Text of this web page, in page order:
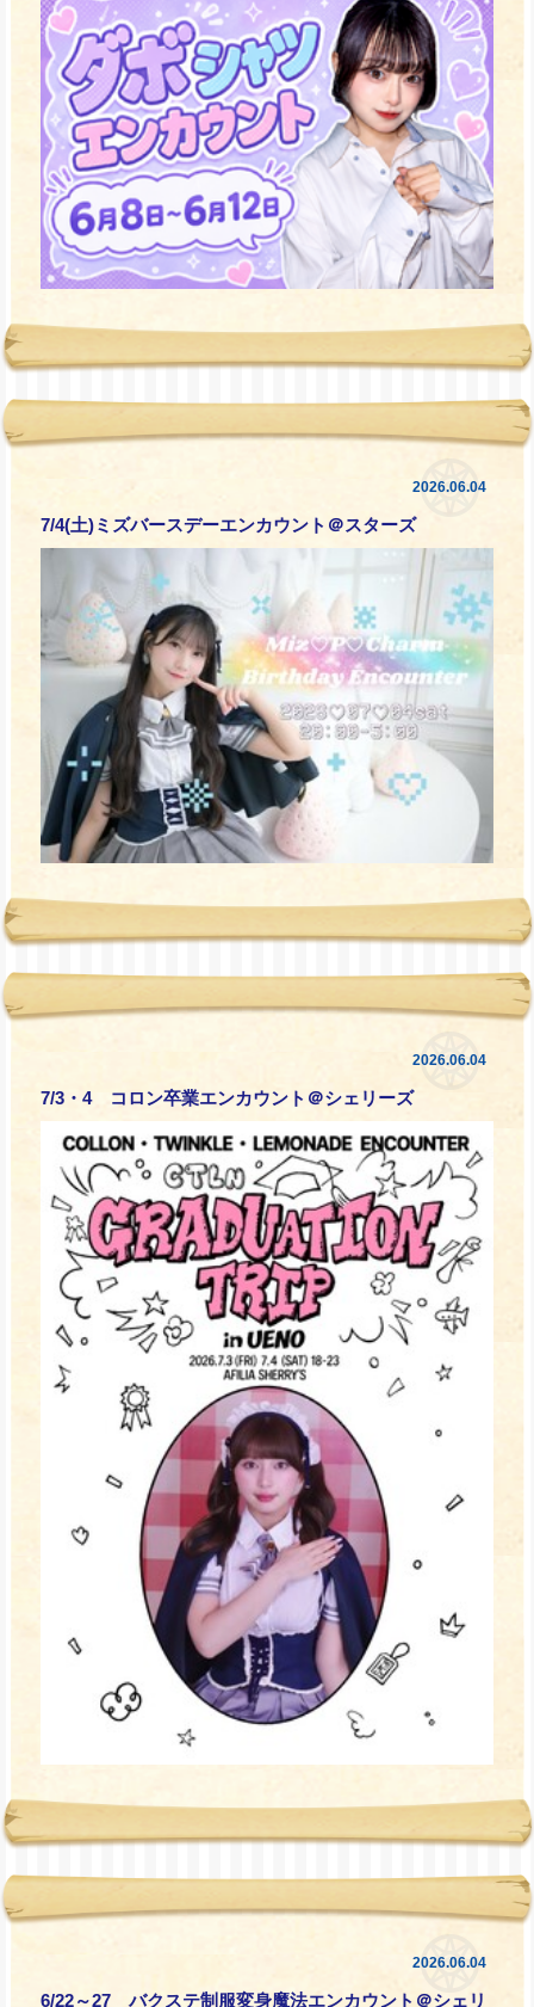
2026.06.04
7/4(土)ミズバースデーエンカウント＠スターズ
2026.06.04
7/3・4 コロン卒業エンカウント＠シェリーズ
2026.06.04
6/22～27 バクステ制服変身魔法エンカウント＠シェリ